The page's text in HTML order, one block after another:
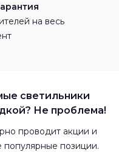
на весь
светильники
Не проблема!
проводит акции и
популярные позиции.